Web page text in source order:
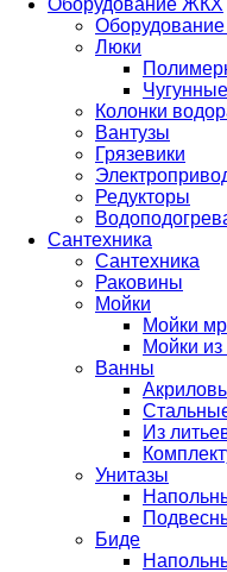
Оборудование ЖКХ
Люки
Чугунные
Колонки
Вантузы
Грязевики
Редукторы
Сантехника
Сантехника
Раковины
Мойки
Мойки
Мойки
Ванны
Из
Унитазы
Биде